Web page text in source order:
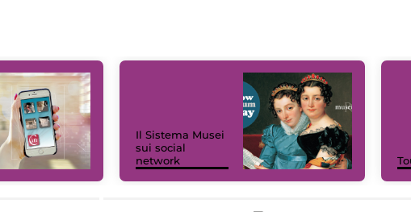
Il Sistema Musei
sui social
network